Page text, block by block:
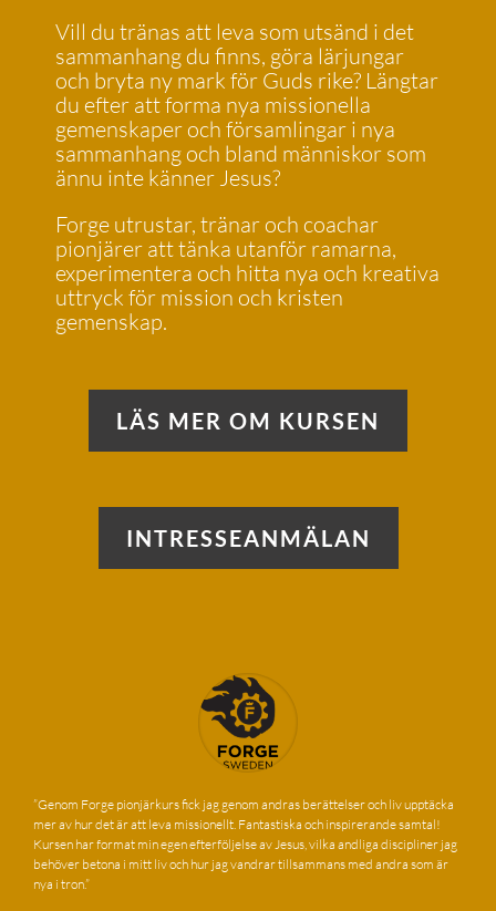
Vill du tränas att leva som utsänd i det
sammanhang du finns, göra lärjungar
och bryta ny mark för Guds rike? Längtar
du efter att forma nya missionella
gemenskaper och församlingar i nya
sammanhang och bland människor som
ännu inte känner Jesus?
Forge utrustar, tränar och coachar
pionjärer att tänka utanför ramarna,
experimentera och hitta nya och kreativa
uttryck för mission och kristen
gemenskap.
LÄS MER OM KURSEN
INTRESSEANMÄLAN
”Genom Forge pionjärkurs fick jag genom andras berättelser och liv upptäcka
mer av hur det är att leva missionellt. Fantastiska och inspirerande samtal!
Kursen har format min egen efterföljelse av Jesus, vilka andliga discipliner jag
behöver betona i mitt liv och hur jag vandrar tillsammans med andra som är
nya i tron.”